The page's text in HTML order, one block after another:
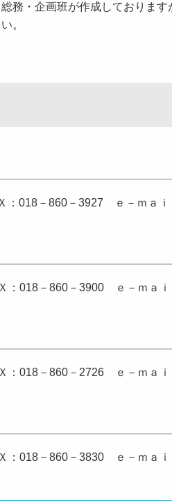
務・企画班が作成しております
。
：018－860－3927 ｅ－ｍａｉ
：018－860－3900 ｅ－ｍａｉ
：018－860－2726 ｅ－ｍａｉ
：018－860－3830 ｅ－ｍａｉ